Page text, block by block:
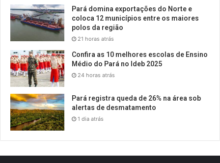
Pará domina exportações do Norte e
coloca 12 municípios entre os maiores
polos da região
21 horas atrás
Confira as 10 melhores escolas de Ensino
Médio do Pará no Ideb 2025
24 horas atrás
Pará registra queda de 26% na área sob
alertas de desmatamento
1 dia atrás